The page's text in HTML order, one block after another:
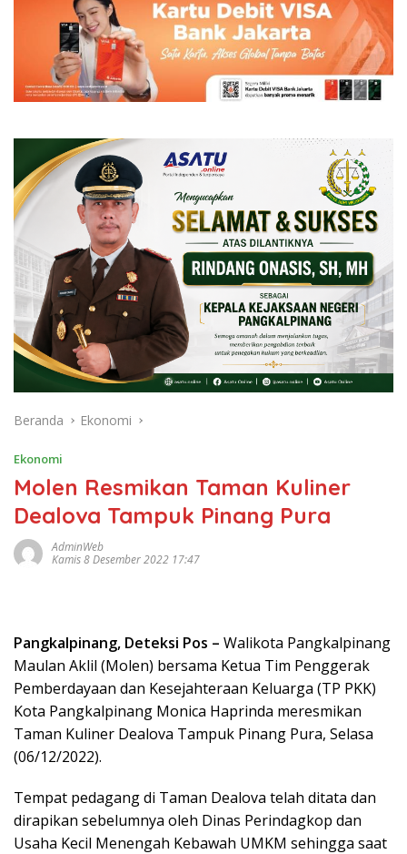
Beranda Ekonomi
Ekonomi
Molen Resmikan Taman Kuliner
Dealova Tampuk Pinang Pura
AdminWeb
Kamis 8 Desember 2022 17:47
Pangkalpinang, Deteksi Pos – Walikota Pangkalpinang
Maulan Aklil (Molen) bersama Ketua Tim Penggerak
Pemberdayaan dan Kesejahteraan Keluarga (TP PKK)
Kota Pangkalpinang Monica Haprinda meresmikan
Taman Kuliner Dealova Tampuk Pinang Pura, Selasa
(06/12/2022).
Tempat pedagang di Taman Dealova telah ditata dan
dirapikan sebelumnya oleh Dinas Perindagkop dan
Usaha Kecil Menengah Kebawah UMKM sehingga saat